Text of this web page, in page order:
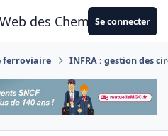
des CheminotsSe connecter
ferroviaire INFRA : gestion des